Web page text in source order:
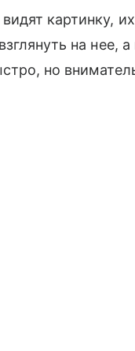
картинку,
на нее,
но